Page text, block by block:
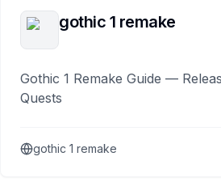
gothic 1 remake
Gothic 1 Remake Guide —
Quests
gothic 1 remake